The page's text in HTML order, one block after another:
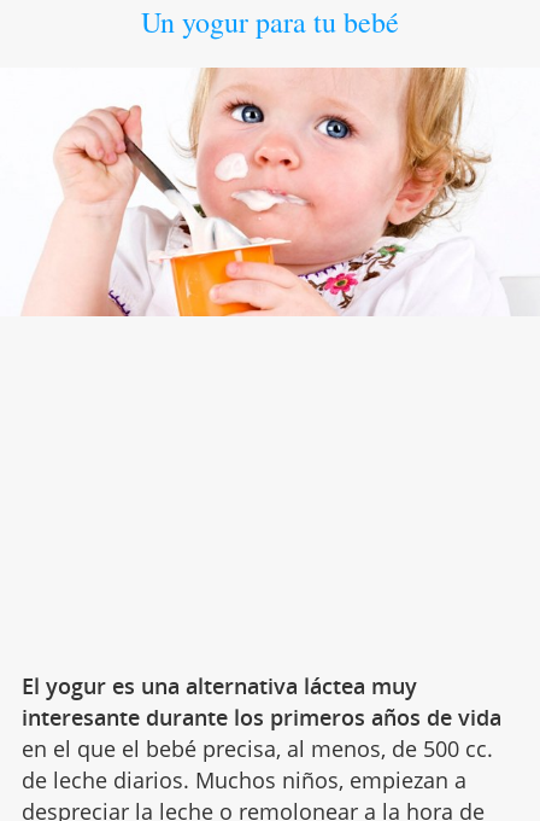
Un yogur para tu bebé
El yogur es una alternativa láctea muy
interesante durante los primeros años de vida
en el que el bebé precisa, al menos, de 500 cc.
de leche diarios. Muchos niños, empiezan a
despreciar la leche o remolonear a la hora de